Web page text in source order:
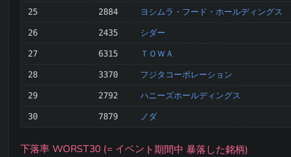
25 2884 ヨシムラ・フード・ホールディングス
26 2435 シダー
27 6315 ＴＯＷＡ
28 3370 フジタコーポレーション
29 2792 ハニーズホールディングス
30 7879 ノダ
下落率 WORST30 (= イベント期間中 暴落した銘柄)